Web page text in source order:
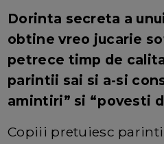
Dorinta secreta a
obtine vreo jucarie
petrece timp de
parintii sai si a-si
amintiri” si “povesti
Copiii pretuiesc